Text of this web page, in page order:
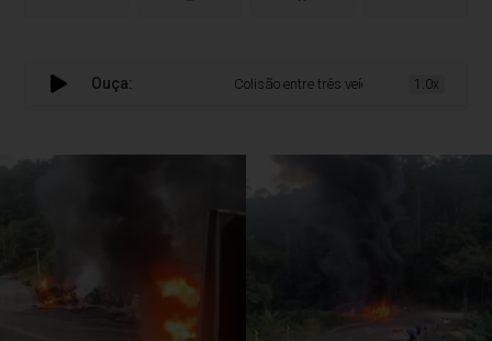
Ouça: Colisão entre três veículos deixa dois
1.0x